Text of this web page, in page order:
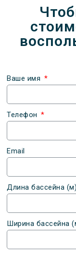
Ваше имя
Телефон
Email
Длина бассейна (м)
Ширина бассейна